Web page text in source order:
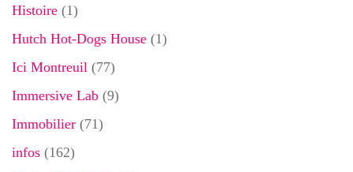
Histoire (1)
Hutch Hot-Dogs House (1)
Ici Montreuil (77)
Immersive Lab (9)
Immobilier (71)
infos (162)